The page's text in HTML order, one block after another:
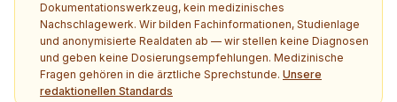
Dokumentationswerkzeug, kein medizinisches
Nachschlagewerk. Wir bilden Fachinformationen, Studienlage
und anonymisierte Realdaten ab — wir stellen keine Diagnosen
und geben keine Dosierungsempfehlungen. Medizinische
Fragen gehören in die ärztliche Sprechstunde. Unsere
redaktionellen Standards